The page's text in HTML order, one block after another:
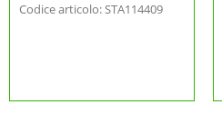
Codice articolo: STA114409